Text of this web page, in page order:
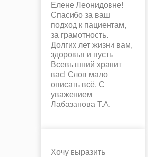
Елене Леонидовне!
Спасибо за ваш
подход к пациентам,
за грамотность.
Долгих лет жизни вам,
здоровья и пусть
Всевышний хранит
вас! Слов мало
описать всё. С
уважением
Лабазанова Т.А.
Хочу выразить